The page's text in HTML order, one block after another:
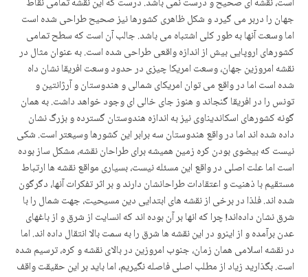
جهان را دربر می گیرد و شکل ظاهری کشورها نیز صحیح طراحی شده است
اما وسعت آنها به طور کلی اشتباه می باشد. جالب آن است که سطح تمامی
کشورهای اروپایی بیش از اندازه واقعی طراحی شده است. به عنوان مثال در
نقشه امروزین جهان، وسعت امریکا چیزی در حدود وسعت افریقا نشان داه
شده است اما در واقع می توان امریکای شمالی و هندوستان و آرژانتین و
تونس را در افریقا گنجاند و هنوز جای خالی ای وجود خواهد داشت. به همان
گونه کشورهای اسکاندیناوی نیز به اندازه هندوستان گسترده و بزرگ نشان
داده شده اند اما در واقع هندوستان سه برابر این کشورها وسیعتر است. شکی
نیست که بیضوی بودن کره زمین همیشه برای طراحان نقشه، مشکل ساز بوده
است اما علت اصلی در واقع این مسئله نیست، بسیاری مواقع نقشه ها ارتباط
مستقیم با ذهنیت و اعتقادات طراحانشان دارند و بر اثر تفکرات آنها، دگرگون
شده اند. فلذا در برخی از نقشه های ابتدایی دین مسیحیت، جهت شمال را با
شرق نشان دادەاند! چرا که انها بر آن بوده اند که انسایت از شرق و از باغهای
عدن برآمده و از اینرو در این نقشه ها شرق را به سمت بالا انتقال داده اند. اما
در نقشه اسلامی همان زمان، جنوب امروزین در بالای نقشه و کره، ترسیم شده
است. بگذارید زیاد از مطلب اصلی فاصله نگیریم، اما باید بر این حقیقت واقف